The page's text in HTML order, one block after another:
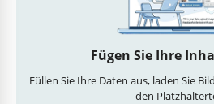
Fügen Sie Ihre
Füllen Sie Ihre Daten aus, laden Sie
den